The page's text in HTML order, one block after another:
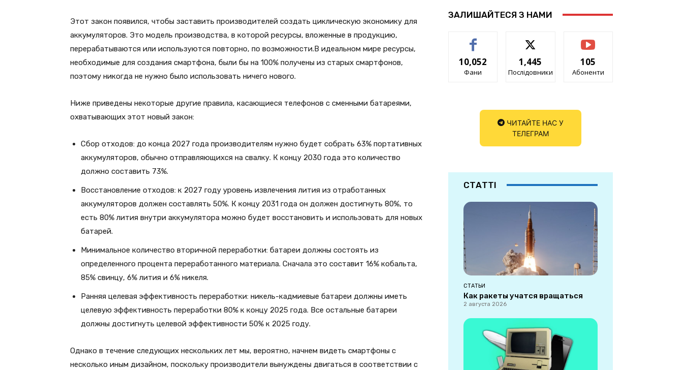
Этот закон появился, чтобы заставить производителей создать циклическую экономику для
аккумуляторов. Это модель производства, в которой ресурсы, вложенные в продукцию,
перерабатываются или используются повторно, по возможности.В идеальном мире ресурсы,
необходимые для создания смартфона, были бы на 100% получены из старых смартфонов,
поэтому никогда не нужно было использовать ничего нового.
Ниже приведены некоторые другие правила, касающиеся телефонов с сменными батареями,
охватывающих этот новый закон:
Сбор отходов: до конца 2027 года производителям нужно будет собрать 63% портативных
аккумуляторов, обычно отправляющихся на свалку. К концу 2030 года это количество
должно составить 73%.
Восстановление отходов: к 2027 году уровень извлечения лития из отработанных
аккумуляторов должен составлять 50%. К концу 2031 года он должен достигнуть 80%, то
есть 80% лития внутри аккумулятора можно будет восстановить и использовать для новых
батарей.
Минимальное количество вторичной переработки: батареи должны состоять из
определенного процента переработанного материала. Сначала это составит 16% кобальта,
85% свинцу, 6% лития и 6% никеля.
Ранняя целевая эффективность переработки: никель-кадмиевые батареи должны иметь
целевую эффективность переработки 80% к концу 2025 года. Все остальные батареи
должны достигнуть целевой эффективности 50% к 2025 году.
Однако в течение следующих нескольких лет мы, вероятно, начнем видеть смартфоны с
несколько иным дизайном, поскольку производители вынуждены двигаться в соответствии с
ЗАЛИШАЙТЕСЯ З НАМИ
10,052
Фани
1,445
Послідовники
105
Абоненти
ЧИТАЙТЕ НАС У
ТЕЛЕГРАМ
СТАТТІ
СТАТЬИ
Как ракеты учатся вращаться
2 августа 2026